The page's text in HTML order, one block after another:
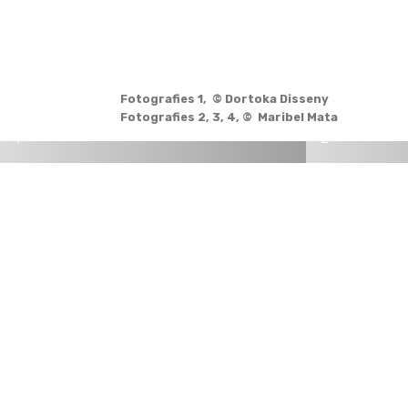
Fotografies 1, © Dortoka Disseny
Fotografies 2, 3, 4, © Maribel Mata
1 2